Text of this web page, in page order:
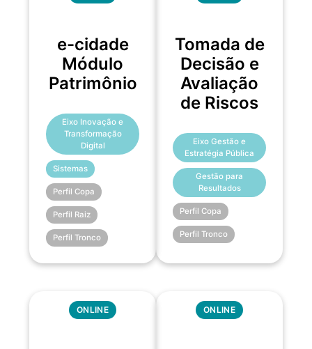
e-cidade
Módulo
Patrimônio
Eixo Inovação e
Transformação
Digital
Sistemas
Perfil Copa
Perfil Raiz
Perfil Tronco
Tomada de
Decisão e
Avaliação
de Riscos
Eixo Gestão e
Estratégia Pública
Gestão para
Resultados
Perfil Copa
Perfil Tronco
ONLINE ONLINE